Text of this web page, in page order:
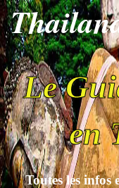
Le
en
Toutes les infos